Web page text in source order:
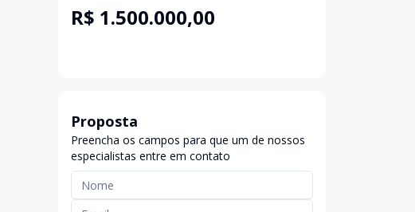
R$ 1.500.000,00
Proposta
Preencha os campos para que um de nossos
especialistas entre em contato